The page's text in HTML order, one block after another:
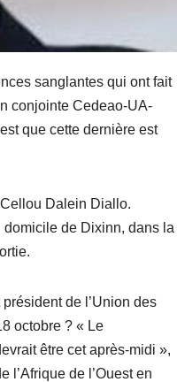
sanglantes qui ont fait
conjointe Cedeao-UA-
que cette dernière est
Dalein Diallo.
domicile de Dixinn, dans la
de l’Union des
octobre ? « Le
être cet après-midi »,
l’Afrique de l’Ouest en